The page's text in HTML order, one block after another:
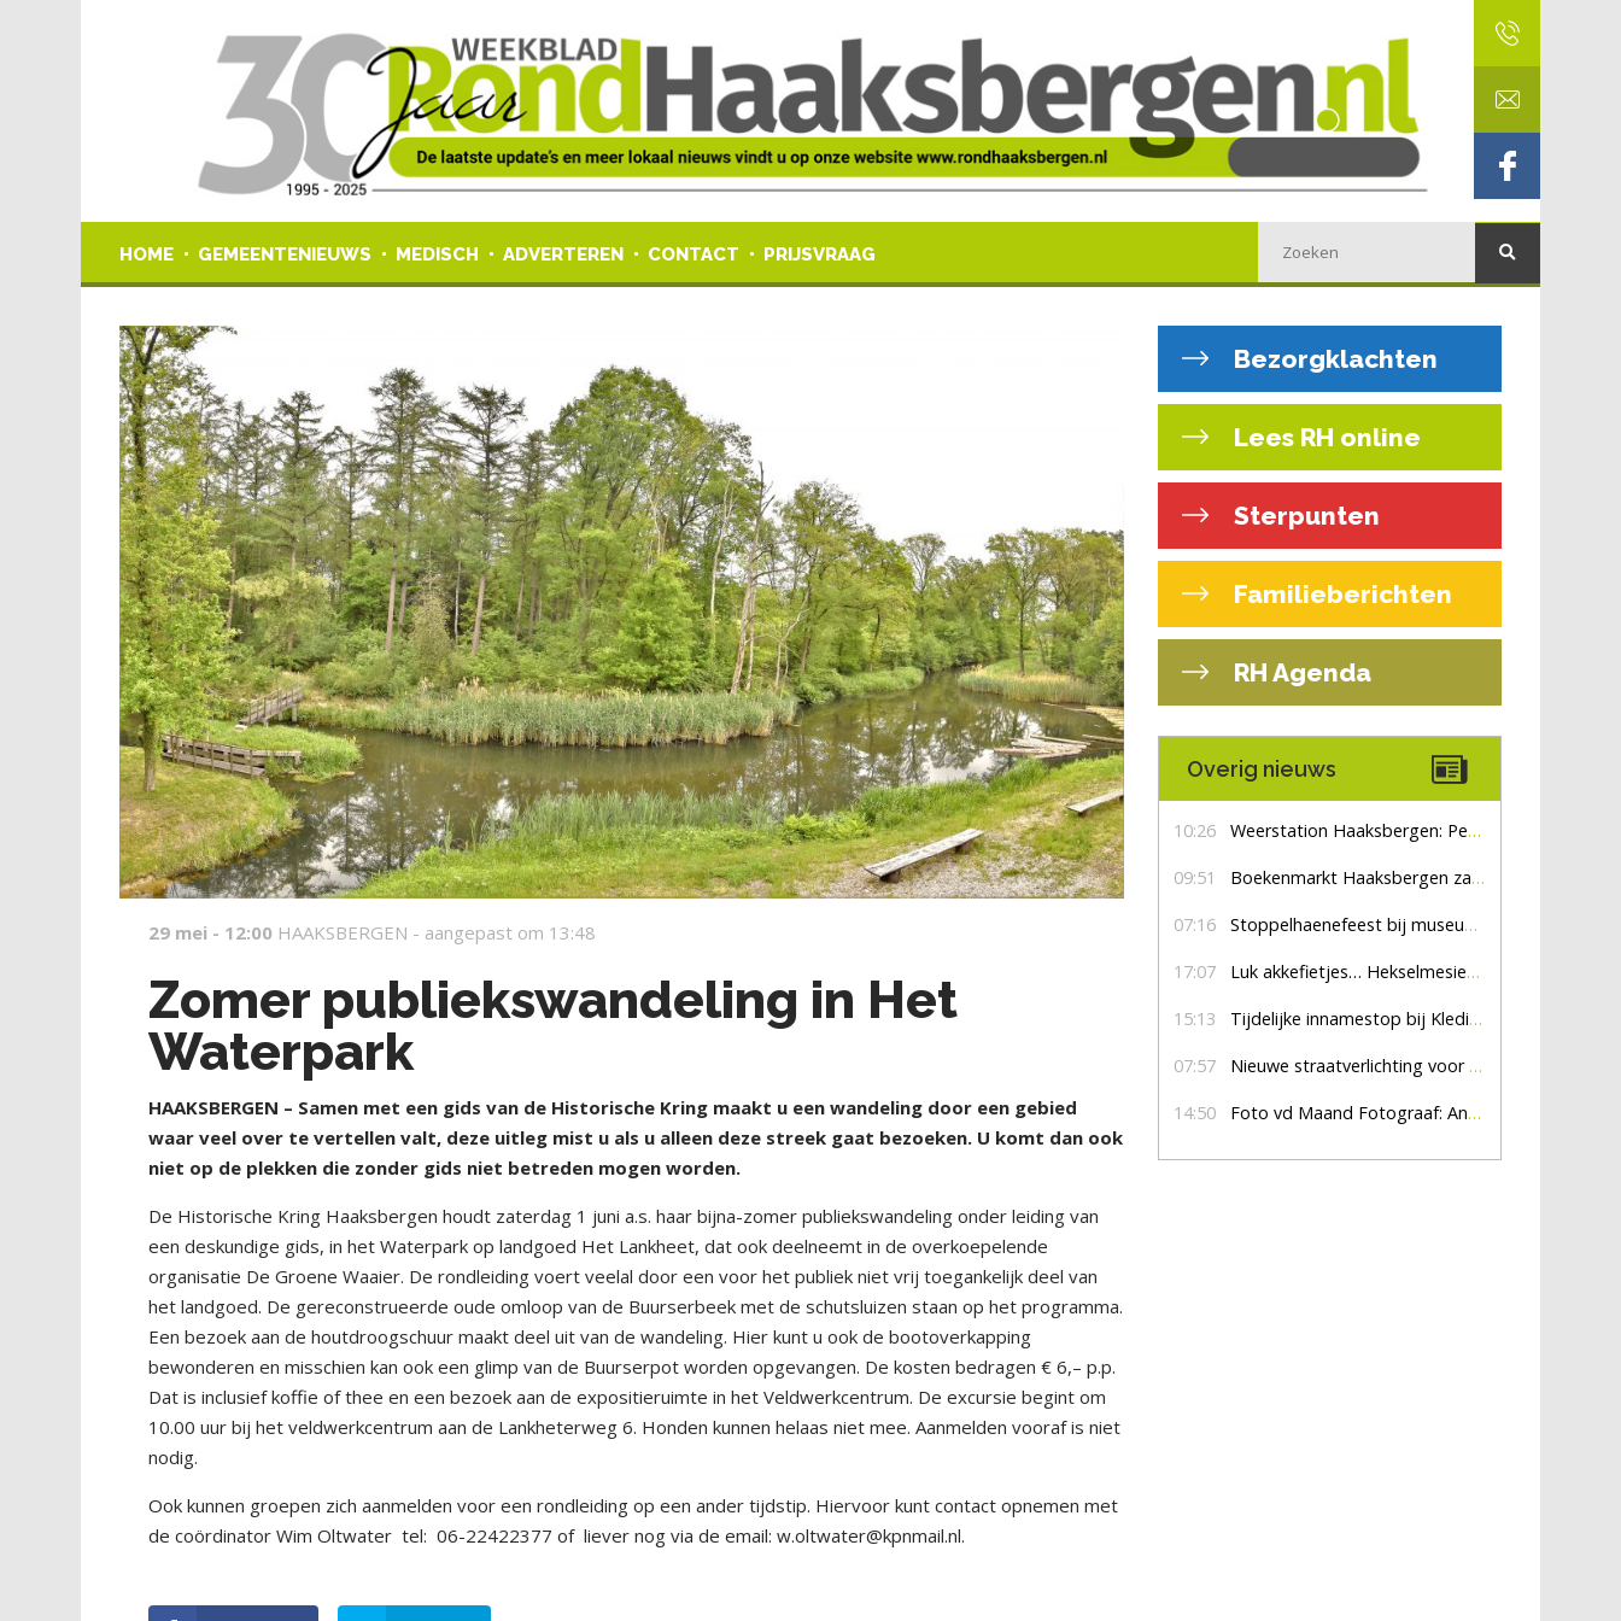
HOME GEMEENTENIEUWS MEDISCH ADVERTEREN CONTACT PRIJSVRAAG
29 mei - 12:00 HAAKSBERGEN - aangepast om 13:48
Zomer publiekswandeling in Het
Waterpark
HAAKSBERGEN – Samen met een gids van de Historische Kring maakt u een wandeling door een gebied
waar veel over te vertellen valt, deze uitleg mist u als u alleen deze streek gaat bezoeken. U komt dan ook
niet op de plekken die zonder gids niet betreden mogen worden.
De Historische Kring Haaksbergen houdt zaterdag 1 juni a.s. haar bijna-zomer publiekswandeling onder leiding van
een deskundige gids, in het Waterpark op landgoed Het Lankheet, dat ook deelneemt in de overkoepelende
organisatie De Groene Waaier. De rondleiding voert veelal door een voor het publiek niet vrij toegankelijk deel van
het landgoed. De gereconstrueerde oude omloop van de Buurserbeek met de schutsluizen staan op het programma.
Een bezoek aan de houtdroogschuur maakt deel uit van de wandeling. Hier kunt u ook de bootoverkapping
bewonderen en misschien kan ook een glimp van de Buurserpot worden opgevangen. De kosten bedragen € 6,– p.p.
Dat is inclusief koffie of thee en een bezoek aan de expositieruimte in het Veldwerkcentrum. De excursie begint om
10.00 uur bij het veldwerkcentrum aan de Lankheterweg 6. Honden kunnen helaas niet mee. Aanmelden vooraf is niet
nodig.
Ook kunnen groepen zich aanmelden voor een rondleiding op een ander tijdstip. Hiervoor kunt contact opnemen met
de coördinator Wim Oltwater tel: 06-22422377 of liever nog via de email: w.oltwater@kpnmail.nl.
Bezorgklachten
Lees RH online
Sterpunten
Familieberichten
RH Agenda
Overig nieuws
10:26 Weerstation Haaksbergen: Perioden met zon en droog
09:51 Boekenmarkt Haaksbergen zaterdag 8 augustus, marktplein Haaksbergen
07:16 Stoppelhaenefeest bij museum De Lebbenbrugge
17:07 Luk akkefietjes… HekselmesienHarry
15:13 Tijdelijke innamestop bij Kledingbank Stefania
07:57 Nieuwe straatverlichting voor De Veldmaat en De Pas
14:50 Foto vd Maand Fotograaf: Anna Jalving